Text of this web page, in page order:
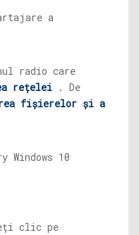
radio care
rețelei . De
fișierelor și a
clic pe